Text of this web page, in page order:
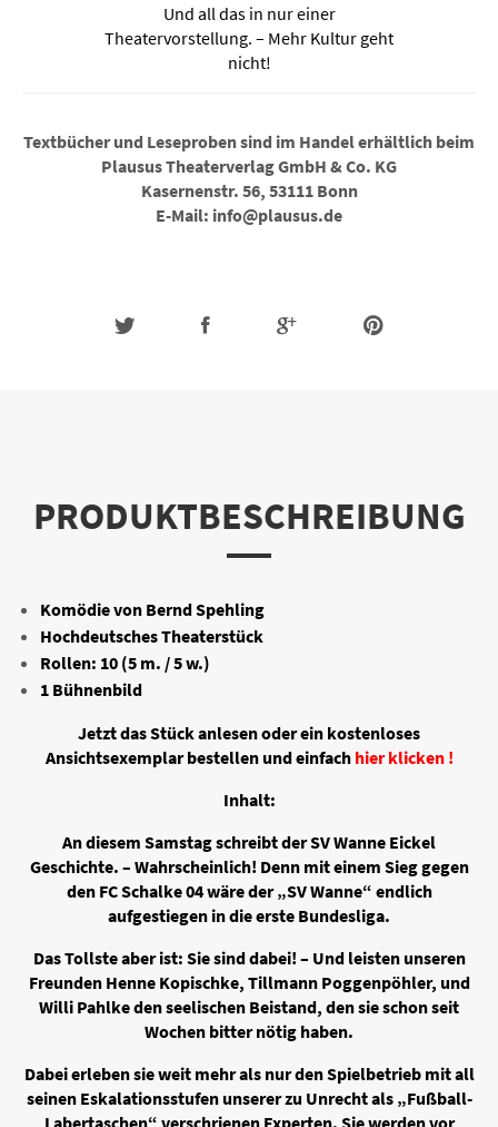
Und all das in nur einer
Theatervorstellung. – Mehr Kultur geht
nicht!
Textbücher und Leseproben sind im Handel erhältlich beim
Plausus Theaterverlag GmbH & Co. KG
Kasernenstr. 56, 53111 Bonn
E-Mail: info@plausus.de
PRODUKTBESCHREIBUNG
Komödie von Bernd Spehling
Hochdeutsches Theaterstück
Rollen: 10 (5 m. / 5 w.)
1 Bühnenbild
Jetzt das Stück anlesen oder ein kostenloses
Ansichtsexemplar bestellen und einfach hier klicken !
Inhalt:
An diesem Samstag schreibt der SV Wanne Eickel
Geschichte. – Wahrscheinlich! Denn mit einem Sieg gegen
den FC Schalke 04 wäre der „SV Wanne“ endlich
aufgestiegen in die erste Bundesliga.
Das Tollste aber ist: Sie sind dabei! – Und leisten unseren
Freunden Henne Kopischke, Tillmann Poggenpöhler, und
Willi Pahlke den seelischen Beistand, den sie schon seit
Wochen bitter nötig haben.
Dabei erleben sie weit mehr als nur den Spielbetrieb mit all
seinen Eskalationsstufen unserer zu Unrecht als „Fußball-